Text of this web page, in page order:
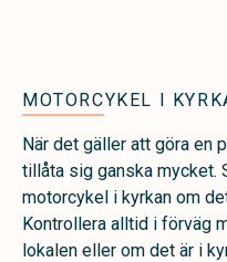
MOTORCYKEL I
När det gäller att göra en
tillåta sig ganska mycket.
motorcykel i kyrkan om
Kontrollera alltid i förväg
lokalen eller om det är i